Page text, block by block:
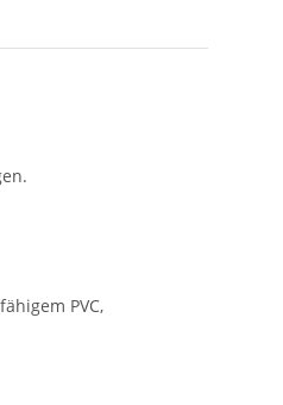
PVC,